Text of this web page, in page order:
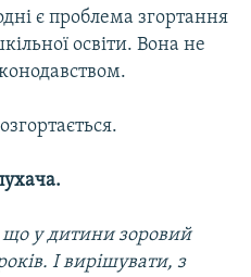
є проблема згортання
освіти. Вона не
що у дитини зоровий
І вирішувати, з